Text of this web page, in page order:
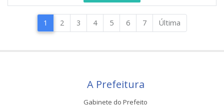
1 2 3 4 5 6 7 Última
A Prefeitura
Gabinete do Prefeito